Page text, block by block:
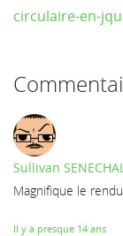
circulaire-en-
Sullivan
Magnifique le
Il y a presque 14 ans